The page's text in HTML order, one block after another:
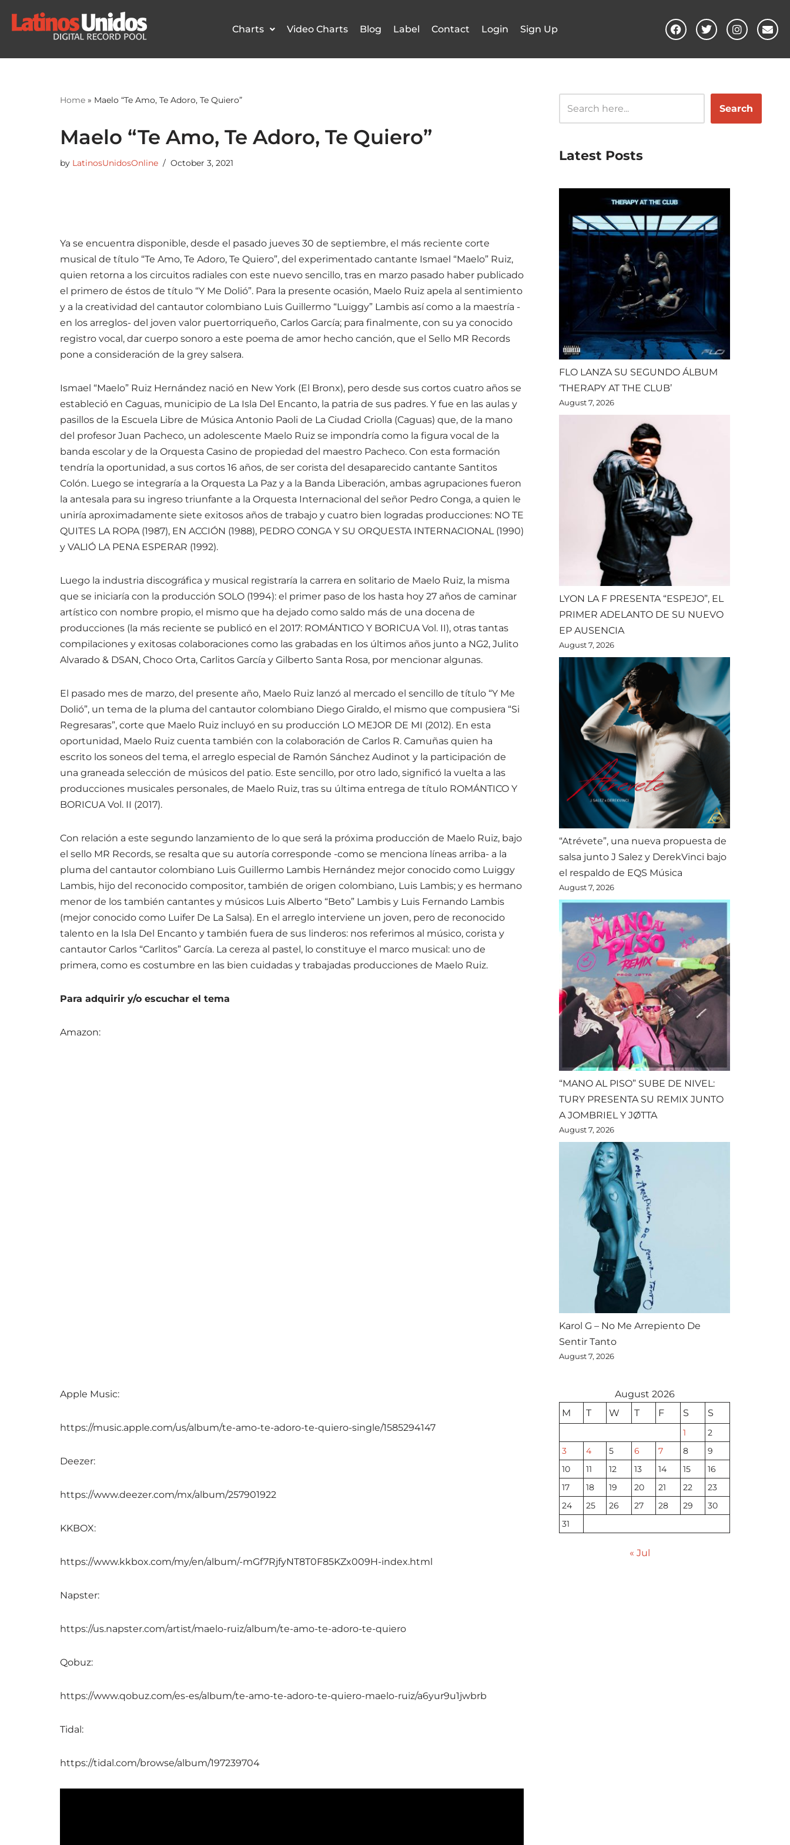
Skip
Charts Video Charts Blog Label Contact Login Sign Up
Home » Maelo “Te Amo, Te Adoro, Te Quiero”
Maelo “Te Amo, Te Adoro, Te Quiero”
by LatinosUnidosOnline October 3, 2021
Ya se encuentra disponible, desde el pasado jueves 30 de septiembre, el más reciente corte
musical de título “Te Amo, Te Adoro, Te Quiero”, del experimentado cantante Ismael “Maelo” Ruiz,
quien retorna a los circuitos radiales con este nuevo sencillo, tras en marzo pasado haber publicado
el primero de éstos de título “Y Me Dolió”. Para la presente ocasión, Maelo Ruiz apela al sentimiento
y a la creatividad del cantautor colombiano Luis Guillermo “Luiggy” Lambis así como a la maestría -
en los arreglos- del joven valor puertorriqueño, Carlos García; para finalmente, con su ya conocido
registro vocal, dar cuerpo sonoro a este poema de amor hecho canción, que el Sello MR Records
pone a consideración de la grey salsera.
Ismael “Maelo” Ruiz Hernández nació en New York (El Bronx), pero desde sus cortos cuatro años se
estableció en Caguas, municipio de La Isla Del Encanto, la patria de sus padres. Y fue en las aulas y
pasillos de la Escuela Libre de Música Antonio Paoli de La Ciudad Criolla (Caguas) que, de la mano
del profesor Juan Pacheco, un adolescente Maelo Ruiz se impondría como la figura vocal de la
banda escolar y de la Orquesta Casino de propiedad del maestro Pacheco. Con esta formación
tendría la oportunidad, a sus cortos 16 años, de ser corista del desaparecido cantante Santitos
Colón. Luego se integraría a la Orquesta La Paz y a la Banda Liberación, ambas agrupaciones fueron
la antesala para su ingreso triunfante a la Orquesta Internacional del señor Pedro Conga, a quien le
uniría aproximadamente siete exitosos años de trabajo y cuatro bien logradas producciones: NO TE
QUITES LA ROPA (1987), EN ACCIÓN (1988), PEDRO CONGA Y SU ORQUESTA INTERNACIONAL (1990)
y VALIÓ LA PENA ESPERAR (1992).
Luego la industria discográfica y musical registraría la carrera en solitario de Maelo Ruiz, la misma
que se iniciaría con la producción SOLO (1994): el primer paso de los hasta hoy 27 años de caminar
artístico con nombre propio, el mismo que ha dejado como saldo más de una docena de
producciones (la más reciente se publicó en el 2017: ROMÁNTICO Y BORICUA Vol. II), otras tantas
compilaciones y exitosas colaboraciones como las grabadas en los últimos años junto a NG2, Julito
Alvarado & DSAN, Choco Orta, Carlitos García y Gilberto Santa Rosa, por mencionar algunas.
El pasado mes de marzo, del presente año, Maelo Ruiz lanzó al mercado el sencillo de título “Y Me
Dolió”, un tema de la pluma del cantautor colombiano Diego Giraldo, el mismo que compusiera “Si
Regresaras”, corte que Maelo Ruiz incluyó en su producción LO MEJOR DE MI (2012). En esta
oportunidad, Maelo Ruiz cuenta también con la colaboración de Carlos R. Camuñas quien ha
escrito los soneos del tema, el arreglo especial de Ramón Sánchez Audinot y la participación de
una graneada selección de músicos del patio. Este sencillo, por otro lado, significó la vuelta a las
producciones musicales personales, de Maelo Ruiz, tras su última entrega de título ROMÁNTICO Y
BORICUA Vol. II (2017).
Con relación a este segundo lanzamiento de lo que será la próxima producción de Maelo Ruiz, bajo
el sello MR Records, se resalta que su autoría corresponde -como se menciona líneas arriba- a la
pluma del cantautor colombiano Luis Guillermo Lambis Hernández mejor conocido como Luiggy
Lambis, hijo del reconocido compositor, también de origen colombiano, Luis Lambis; y es hermano
menor de los también cantantes y músicos Luis Alberto “Beto” Lambis y Luis Fernando Lambis
(mejor conocido como Luifer De La Salsa). En el arreglo interviene un joven, pero de reconocido
talento en la Isla Del Encanto y también fuera de sus linderos: nos referimos al músico, corista y
cantautor Carlos “Carlitos” García. La cereza al pastel, lo constituye el marco musical: uno de
primera, como es costumbre en las bien cuidadas y trabajadas producciones de Maelo Ruiz.
Para adquirir y/o escuchar el tema
Amazon:
Apple Music:
https://music.apple.com/us/album/te-amo-te-adoro-te-quiero-single/1585294147
Deezer:
https://www.deezer.com/mx/album/257901922
KKBOX:
https://www.kkbox.com/my/en/album/-mGf7RjfyNT8T0F85KZx009H-index.html
Napster:
https://us.napster.com/artist/maelo-ruiz/album/te-amo-te-adoro-te-quiero
Qobuz:
https://www.qobuz.com/es-es/album/te-amo-te-adoro-te-quiero-maelo-ruiz/a6yur9u1jwbrb
Tidal:
https://tidal.com/browse/album/197239704
Search
Latest Posts
FLO LANZA SU SEGUNDO ÁLBUM
‘THERAPY AT THE CLUB’
August 7, 2026
LYON LA F PRESENTA “ESPEJO”, EL
PRIMER ADELANTO DE SU NUEVO
EP AUSENCIA
August 7, 2026
“Atrévete”, una nueva propuesta de
salsa junto J Salez y DerekVinci bajo
el respaldo de EQS Música
August 7, 2026
“MANO AL PISO” SUBE DE NIVEL:
TURY PRESENTA SU REMIX JUNTO
A JOMBRIEL Y JØTTA
August 7, 2026
Karol G – No Me Arrepiento De
Sentir Tanto
August 7, 2026
August 2026
M
T W T F S S
1
2
3
4 5 6 7 8
9
10
11 12 13 14 15
16
17
18 19 20 21 22
23
24
25 26 27 28 29
30
31
« Jul